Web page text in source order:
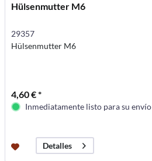
Hülsenmutter M6
29357
Hülsenmutter M6
4,60 € *
Inmediatamente listo para su envío
Detalles